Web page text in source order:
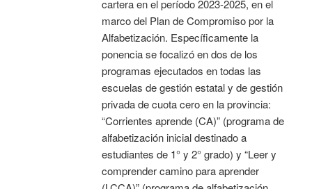
cartera en el período 2023-2025, en el
marco del Plan de Compromiso por la
Alfabetización. Específicamente la
ponencia se focalizó en dos de los
programas ejecutados en todas las
escuelas de gestión estatal y de gestión
privada de cuota cero en la provincia:
“Corrientes aprende (CA)” (programa de
alfabetización inicial destinado a
estudiantes de 1° y 2° grado) y “Leer y
comprender camino para aprender